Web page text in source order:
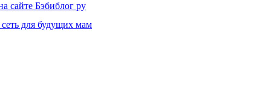
сайте Бэбиблог ру
для будущих мам